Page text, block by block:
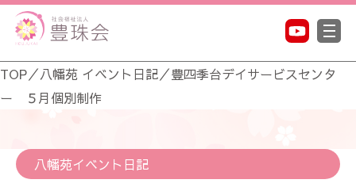
TOP／八幡苑 イベント日記／豊四季台デイサービスセンタ
ー ５月個別制作
八幡苑イベント日記